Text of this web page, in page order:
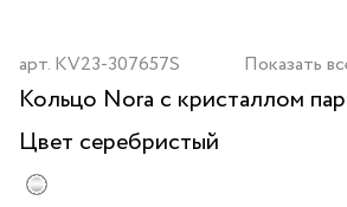
арт. KV23-307657S Показать
Кольцо Nora с кристаллом
Цвет серебристый